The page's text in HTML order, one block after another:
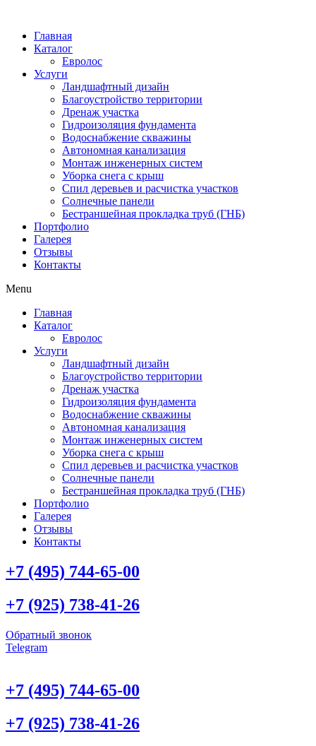
Главная
Каталог
Евролос
Услуги
Ландшафтный дизайн
Благоустройство территории
Дренаж участка
Гидроизоляция фундамента
Водоснабжение скважины
Автономная канализация
Монтаж инженерных систем
Уборка снега с крыш
Спил деревьев и расчистка участков
Солнечные панели
Бестраншейная прокладка труб (ГНБ)
Портфолио
Галерея
Отзывы
Контакты
Menu
Главная
Каталог
Евролос
Услуги
Ландшафтный дизайн
Благоустройство территории
Дренаж участка
Гидроизоляция фундамента
Водоснабжение скважины
Автономная канализация
Монтаж инженерных систем
Уборка снега с крыш
Спил деревьев и расчистка участков
Солнечные панели
Бестраншейная прокладка труб (ГНБ)
Портфолио
Галерея
Отзывы
Контакты
+7 (495) 744-65-00
+7 (925) 738-41-26
Обратный звонок
Telegram
+7 (495) 744-65-00
+7 (925) 738-41-26